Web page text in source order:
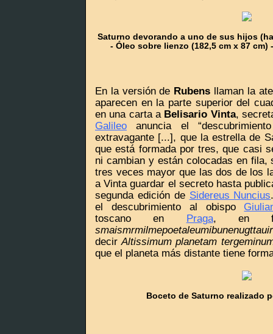
Saturno devorando a uno de sus hijos
- Óleo sobre lienzo (182,5 cm x 87 cm)
En la versión de Rubens llaman la
aparecen en la parte superior del
en una carta a Belisario Vinta,
Galileo anuncia el
extravagante [...], que la estrella de
que está formada por tres, que casi
ni cambian y están colocadas en fila,
tres veces mayor que las dos de los
a Vinta guardar el secreto hasta
segunda edición de Sidereus Nuncius
el descubrimiento al obispo
toscano en Praga, en
decirAltissimum planetam
que el planeta más distante tiene
Boceto de Saturno realizado